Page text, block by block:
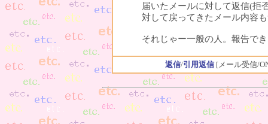
届いたメールに対して返信(拒
対して戻ってきたメール内容
それじゃー一般の人。報告で
返信/引用返信 [メール受信/